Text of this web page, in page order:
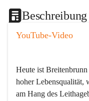
Beschreibung
YouTube-Video
Heute ist
hoher Lebensqualität,
am Hang des